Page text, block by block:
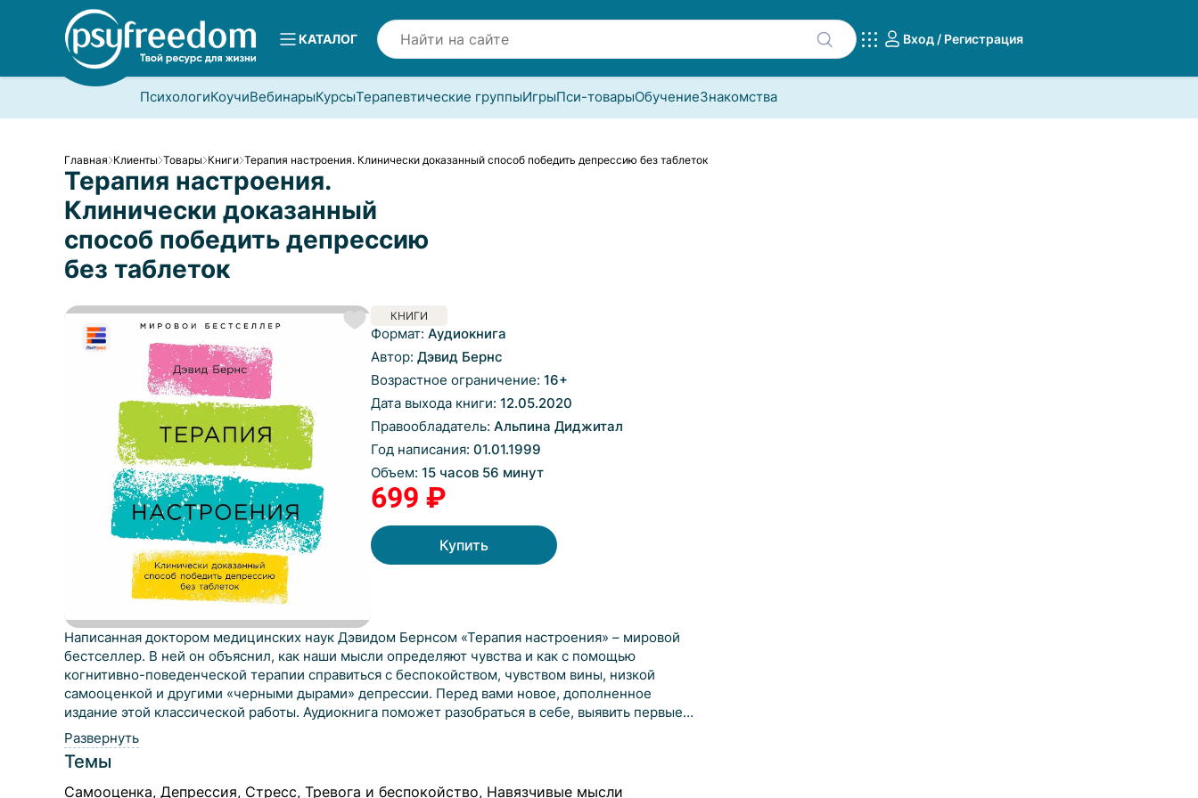
КАТАЛОГ Вход / Регистрация
ПсихологиКоучиВебинарыКурсыТерапевтические группыИгрыПси-товарыОбучениеЗнакомства
Главная Клиенты Товары Книги Терапия настроения. Клинически доказанный способ победить депрессию без таблеток
Терапия настроения.
Клинически доказанный
способ победить депрессию
без таблеток
КНИГИ
Формат: Аудиокнига
Автор: Дэвид Бернс
Возрастное ограничение: 16+
Дата выхода книги: 12.05.2020
Правообладатель: Альпина Диджитал
Год написания: 01.01.1999
Объем: 15 часов 56 минут
699 ₽
Купить
Написанная доктором медицинских наук Дэвидом Бернсом «Терапия настроения» – мировой
бестселлер. В ней он объяснил, как наши мысли определяют чувства и как с помощью
когнитивно-поведенческой терапии справиться с беспокойством, чувством вины, низкой
самооценкой и другими «черными дырами» депрессии. Перед вами новое, дополненное
издание этой классической работы. Аудиокнига поможет разобраться в себе, выявить первые
симптомы депрессии и победить негативные мысли. Автор не призывает отказаться от
антидепрессантов. Наоборот, он говорит, что в зависимости от степени депрессии в некоторых
случаях без консультации врача и назначения медикаментов не обойтись. Разработанный
доктором Бернсом опросник для измерения настроения поможет определить наличие
Развернуть
Темы
Самооценка, Депрессия, Стресс, Тревога и беспокойство, Навязчивые мысли